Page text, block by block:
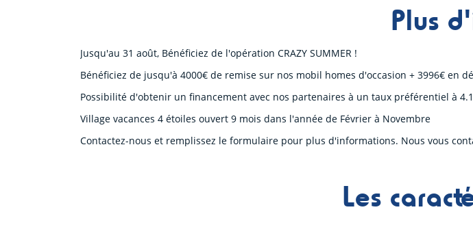
Plus
Jusqu'au 31 août, Bénéficiez de l'opération CRAZY SUMMER !
Bénéficiez de jusqu'à 4000€ de remise sur nos mobil homes d'occasion + 3996€ en
Possibilité d'obtenir un financement avec nos partenaires à un taux préférentiel à
Village vacances 4 étoiles ouvert 9 mois dans l'année de Février à Novembre
Contactez-nous et remplissez le formulaire pour plus d'informations. Nous vous
Les